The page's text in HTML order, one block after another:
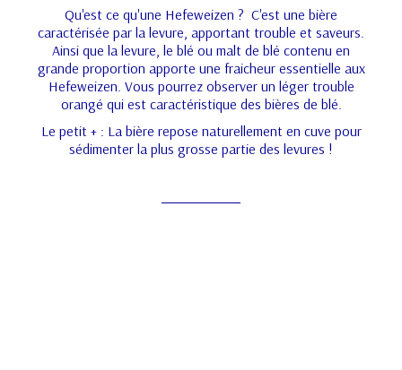
Qu'est ce qu'une Hefeweizen ? C'est une bière
caractérisée par la levure, apportant trouble et saveurs.
Ainsi que la levure, le blé ou malt de blé contenu en
grande proportion apporte une fraicheur essentielle aux
Hefeweizen. Vous pourrez observer un léger trouble
orangé qui est caractéristique des bières de blé.
Le petit + : La bière repose naturellement en cuve pour
sédimenter la plus grosse partie des levures !